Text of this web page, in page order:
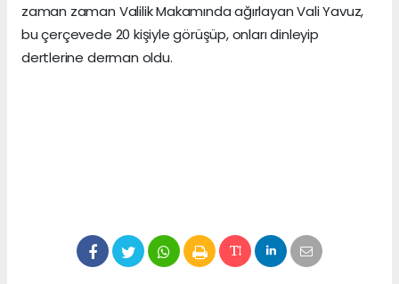
zaman zaman Valilik Makamında ağırlayan Vali Yavuz,
bu çerçevede 20 kişiyle görüşüp, onları dinleyip
dertlerine derman oldu.